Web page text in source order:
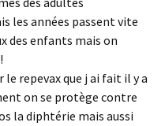
les années passent vite
des enfants mais on
le repevax que j ai fait il y a
on se protège contre
la diphtérie mais aussi